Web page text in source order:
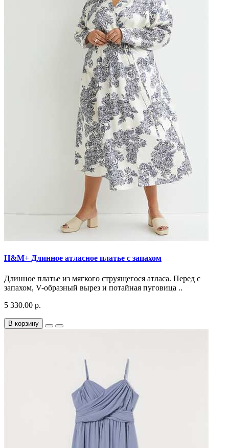
H&M+ Длинное атласное платье с запахом
Длинное платье из мягкого струящегося атласа. Перед с
запахом, V-образный вырез и потайная пуговица ..
5 330.00 р.
В корзину